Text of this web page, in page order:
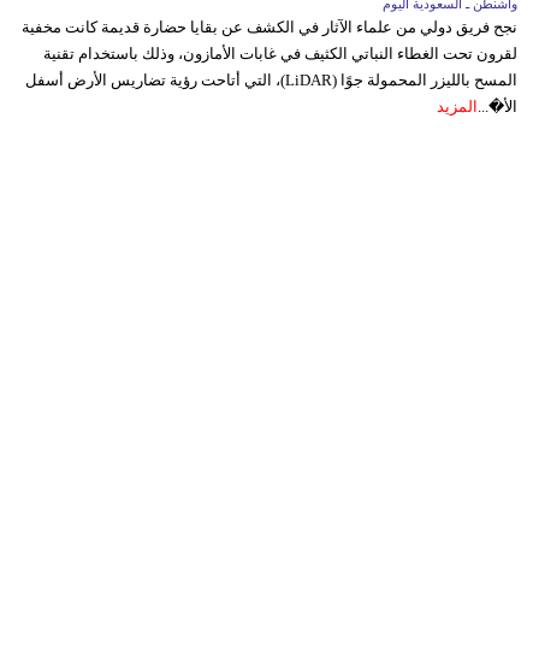
واشنطن ـ السعودية اليوم
نجح فريق دولي من علماء الآثار في الكشف عن بقايا حضارة قديمة كانت مخفية
لقرون تحت الغطاء النباتي الكثيف في غابات الأمازون، وذلك باستخدام تقنية
المسح بالليزر المحمولة جوًا (LiDAR)، التي أتاحت رؤية تضاريس الأرض أسفل
الأ�... المزيد